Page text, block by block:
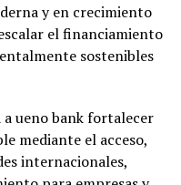
y en crecimiento
el financiamiento
sostenibles
ueno bank fortalecer
mediante el acceso,
internacionales,